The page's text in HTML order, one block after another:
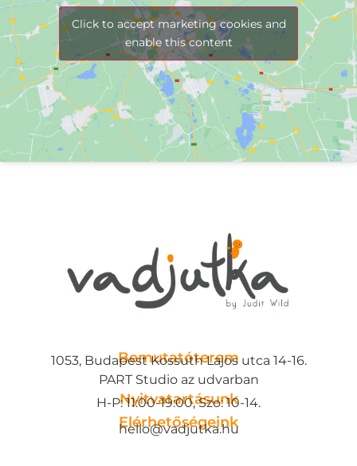
Click to accept marketing cookies and
enable this content
Bemutatóterem
1053, Budapest Kossuth Lajos utca 14-16.
PART Studio az udvarban
Nyitvatartásunk
H-P: 11:00-19:00, Szo: 10-14.
Elérhetőségeink
hello@vadjutka.hu